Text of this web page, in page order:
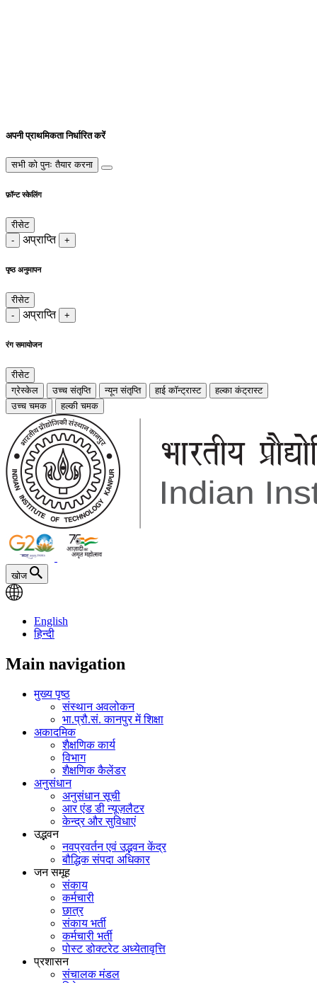
अपनी प्राथमिकता निर्धारित करें
सभी को पुनः तैयार करना
फ़ॉन्ट स्केलिंग
रीसेट
-
अप्राप्ति +
पृष्ठ अनुमापन
रीसेट
-
अप्राप्ति +
रंग समायोजन
रीसेट
ग्रेस्केल
उच्च संतृप्ति न्यून संतृप्ति हाई कॉन्ट्रास्ट
हल्का कंट्रास्ट
उच्च चमक
हल्की चमक
खोज
English
हिन्दी
Main navigation
मुख्य पृष्ठ
संस्थान अवलोकन
भा.प्रौ.सं. कानपुर में शिक्षा
अकादमिक
शैक्षणिक कार्य
विभाग
शैक्षणिक कैलेंडर
अनुसंधान
अनुसंधान सूची
आर एंड डी न्यूज़लैटर
केन्द्र और सुविधाएं
उद्भवन
नवप्रवर्तन एवं उद्भवन केंद्र
बौद्धिक संपदा अधिकार
जन समूह
संकाय
कर्मचारी
छात्र
संकाय भर्ती
कर्मचारी भर्ती
पोस्‍ट डोक्‍टरेट अध्‍येतावृत्ति
प्रशासन
संचालक मंडल